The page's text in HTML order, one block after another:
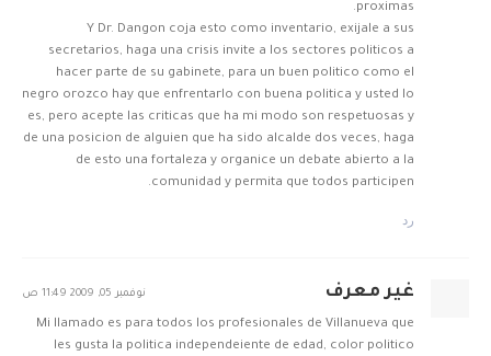
proximas.
Y Dr. Dangon coja esto como inventario, exijale a sus
secretarios, haga una crisis invite a los sectores politicos a
hacer parte de su gabinete, para un buen politico como el
negro orozco hay que enfrentarlo con buena politica y usted lo
es, pero acepte las criticas que ha mi modo son respetuosas y
de una posicion de alguien que ha sido alcalde dos veces, haga
de esto una fortaleza y organice un debate abierto a la
comunidad y permita que todos participen.
رد
غير معرف نوفمبر 05, 2009 11:49 ص
Mi llamado es para todos los profesionales de Villanueva que
les gusta la politica independeiente de edad, color politico